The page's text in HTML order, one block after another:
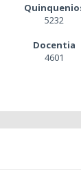
5232
Docentia
4601